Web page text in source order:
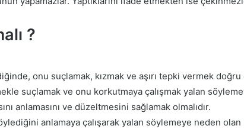
?
onu suçlamak, kızmak ve aşırı tepki vermek
suçlamak ve onu korkutmaya çalışmak yalan
anlamasını ve düzeltmesini sağlamak olmalıdır.
anlamaya çalışarak yalan söylemeye neden